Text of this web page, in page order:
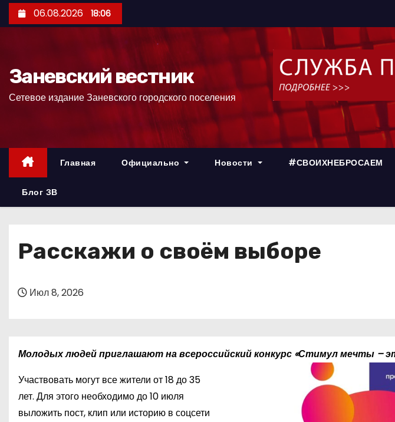
е
р
06.08.2026 18:06
Заневский вестник
Сетевое издание Заневского городского поселения
Главная Официально Новости #СВОИХНЕБРОСАЕМ
Блог ЗВ
Расскажи о своём выборе
Июл 8, 2026
Молодых людей приглашают на всероссийский конкурс «Стимул мечты –
Участвовать могут все жители от 18 до 35
лет. Для этого необходимо до 10 июля
выложить пост, клип или историю в соцсети